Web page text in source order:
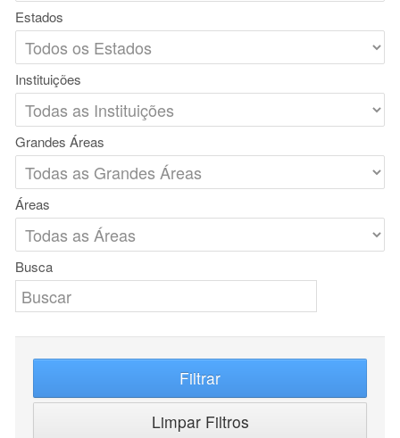
Estados
Instituições
Grandes Áreas
Áreas
Busca
Filtrar
Limpar Filtros